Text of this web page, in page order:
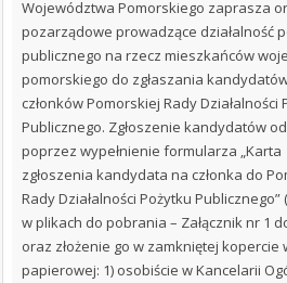
POMOC
PUBLICZNA
BIP
GCKIB
OGŁOSZENIA
STATUT
Województwa Pomorskiego zaprasza
pozarządowe prowadzące działalność
publicznego na rzecz mieszkańców
pomorskiego do zgłaszania
członków Pomorskiej Rady Działalności
Publicznego. Zgłoszenie kandydatów
poprzez wypełnienie formularza „Karta
zgłoszenia kandydata na członka do
Rady Działalności Pożytku
w plikach do pobrania – Załącznik nr 1
oraz złożenie go w zamkniętej kopercie
papierowej: 1) osobiście w Kancelarii